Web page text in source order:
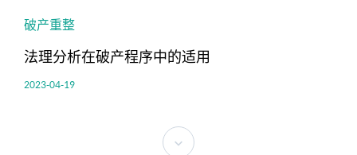
破产重整
法理分析在破产程序中的适用
2023-04-19